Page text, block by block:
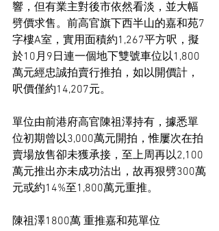
響，但有業主對後市依然看淡，並大幅
劈價求售。前高官旗下西半山的嘉和苑7
字樓A室，實用面積約1,267平方呎，擬
於10月9日連一個地下雙號車位以1,800
萬元經忠誠拍賣行推拍，如以開價計，
呎價僅約14,207元。
單位由前港府高官陳祖澤持有，據悉單
位初期曾以3,000萬元開拍，惟屢次在拍
賣場放售卻未獲承接，至上周再以2,100
萬元推出亦未成功沽出，故再狠劈300萬
元或約14%至1,800萬元重推。
陳祖澤1800萬 重推嘉和苑單位